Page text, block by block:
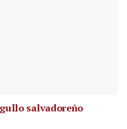
salvadoreño